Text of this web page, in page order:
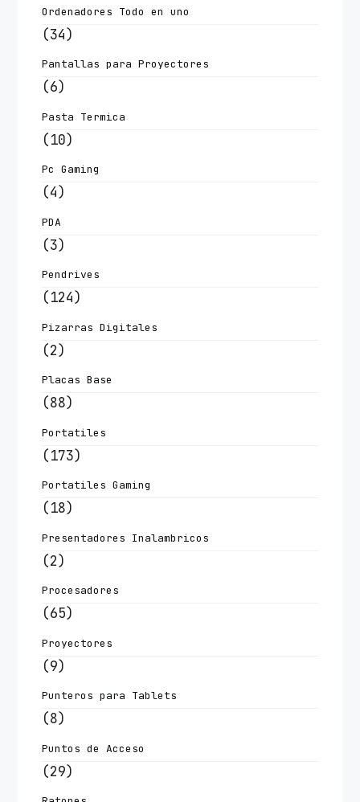
Ordenadores Todo en uno
(34)
Pantallas para Proyectores
(6)
Pasta Termica
(10)
Pc Gaming
(4)
PDA
(3)
Pendrives
(124)
Pizarras Digitales
(2)
Placas Base
(88)
Portatiles
(173)
Portatiles Gaming
(18)
Presentadores Inalambricos
(2)
Procesadores
(65)
Proyectores
(9)
Punteros para Tablets
(8)
Puntos de Acceso
(29)